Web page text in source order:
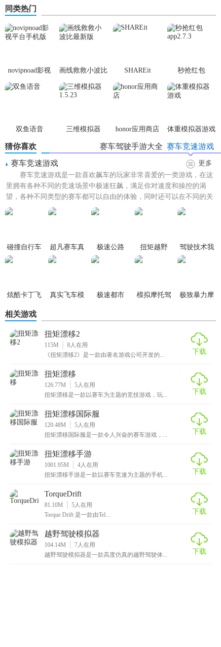
同类热门
novipnoad影视
平台手机版
画线救救小波比
最新版
SHAREit
秒抢红包
app2.7.3
双鱼语音
三维模拟器
honor应用商店 体重模拟器游戏
猜你喜欢 赛车竞速游戏
赛车驾驶手游大全
赛车竞速游戏
更多
赛车竞速游戏是一款喜欢飙车的玩家非常喜爱的一类游戏，在这
里拥有各种不同的竞速场景中极速狂飙，满足你对速度和操控的渴
望，各种不同类型的赛车都可以自由的体验，同时还可以在不同的关
卡中自由的解锁，喜欢赛车竞...
碰撞自行车
超凡赛车真
极速公路 扭矩越野
驾驶技术我
炫酷卡丁飞
真实飞车模
极速都市
模拟摩托驾
极致暴力摩
相关游戏
扭矩漂移2
115M 8人在用
《扭矩漂移2》是一款由著名游戏公司开发的...
下载
扭矩漂移
126.77M 5人在用
扭矩漂移是一款以赛车为主题的竞技游戏，玩...
下载
扭矩漂移国际服
120.48M 5人在用
扭矩漂移国际服是一款令人兴奋的赛车游戏，...
下载
扭矩漂移手游
1001.95M 4人在用
扭矩漂移手游是一款以赛车竞速为主题的手机...
下载
TorqueDrift
81.10M 5人在用
Torque Drift 是一款由Tel...
下载
越野驾驶模拟器
104.14M 7人在用
越野驾驶模拟器是一款高度仿真的越野驾驶体...
下载